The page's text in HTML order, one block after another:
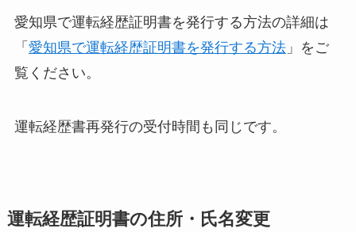
愛知県で運転経歴証明書を発行する方法の詳細は
「 愛知県で運転経歴証明書を発行する方法」をご
覧ください。
運転経歴書再発行の受付時間も同じです。
運転経歴証明書の住所・氏名変更